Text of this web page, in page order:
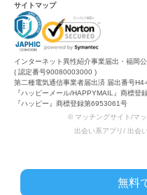
サイトマップ
インターネット異性紹介事業届出・福岡
( 認定番号90080003000 )
第二種電気通信事業者届出済 届出番号
『ハッピーメール/HAPPYMAIL』商標登
『ハッピー』商標登録第6953061号
© マッチングサイト/マ
出会い系アプリ/ 出会
無料